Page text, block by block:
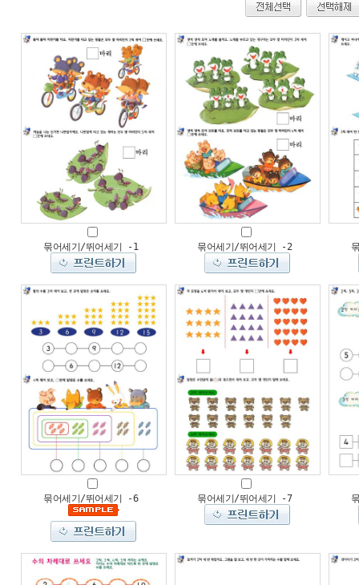
묶어세기/뛰어세기 -1 묶어세기/뛰어세기 -2
묶어세기/뛰어세기 -6 묶어세기/뛰어세기 -7